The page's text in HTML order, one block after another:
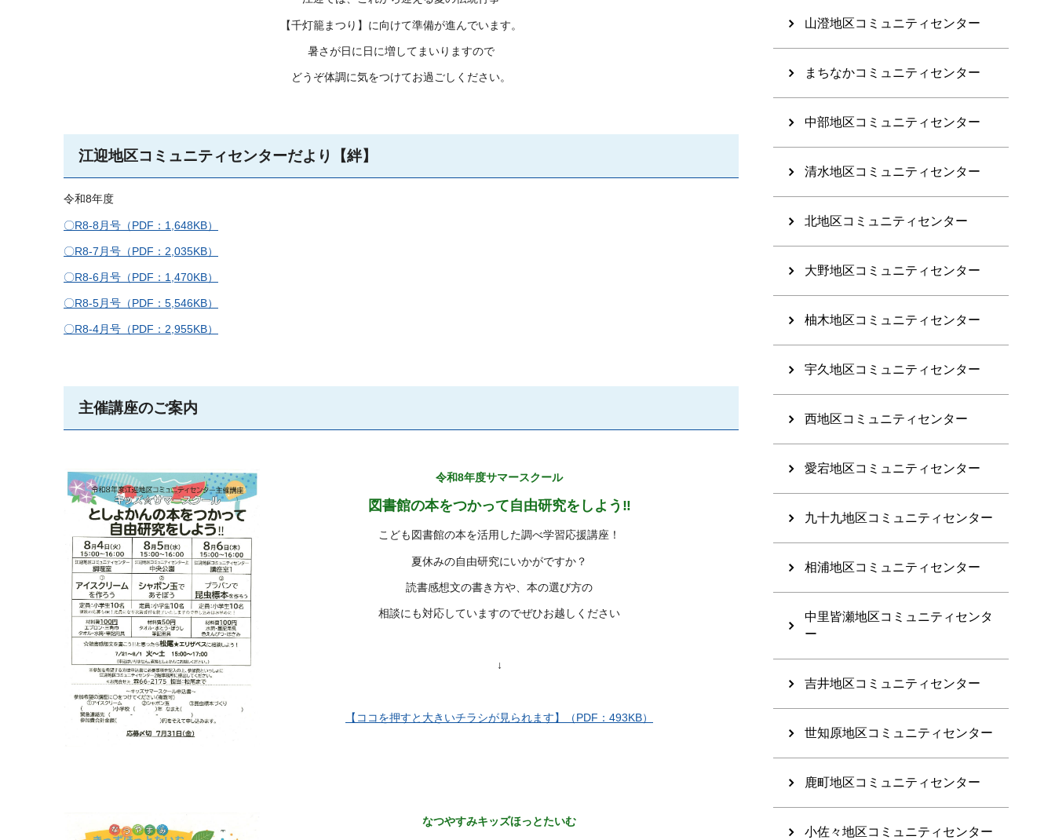
【千灯籠まつり】に向けて準備が進んでいます。
暑さが日に日に増してまいりますので
どうぞ体調に気をつけてお過ごしください。
江迎地区コミュニティセンターだより【絆】
令和8年度
〇R8-8月号（PDF：1,648KB）
〇R8-7月号（PDF：2,035KB）
〇R8-6月号（PDF：1,470KB）
〇R8-5月号（PDF：5,546KB）
〇R8-4月号（PDF：2,955KB）
主催講座のご案内
令和8年度サマースクール
図書館の本をつかって自由研究をしよう‼
こども図書館の本を活用した調べ学習応援講座！
夏休みの自由研究にいかがですか？
読書感想文の書き方や、本の選び方の
相談にも対応していますのでぜひお越しください
↓
【ココを押すと大きいチラシが見られます】（PDF：493KB）
なつやすみキッズほっとたいむ
山澄地区コミュニティセンター
まちなかコミュニティセンター
中部地区コミュニティセンター
清水地区コミュニティセンター
北地区コミュニティセンター
大野地区コミュニティセンター
柚木地区コミュニティセンター
宇久地区コミュニティセンター
西地区コミュニティセンター
愛宕地区コミュニティセンター
九十九地区コミュニティセンター
相浦地区コミュニティセンター
中里皆瀬地区コミュニティセンタ
ー
吉井地区コミュニティセンター
世知原地区コミュニティセンター
鹿町地区コミュニティセンター
小佐々地区コミュニティセンター